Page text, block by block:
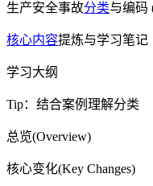
生产安全事故分类与编码
核心内容提炼与学习笔记
学习大纲
Tip：结合案例理解分类
总览(Overview)
核心变化(Key Changes)